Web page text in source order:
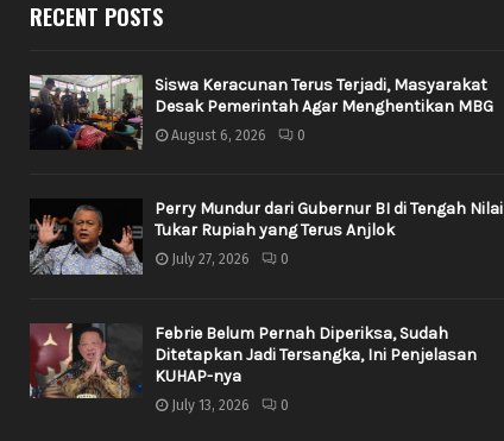
RECENT POSTS
Siswa Keracunan Terus Terjadi, Masyarakat
Desak Pemerintah Agar Menghentikan MBG
August 6, 2026 0
Perry Mundur dari Gubernur BI di Tengah Nilai
Tukar Rupiah yang Terus Anjlok
July 27, 2026 0
Febrie Belum Pernah Diperiksa, Sudah
Ditetapkan Jadi Tersangka, Ini Penjelasan
KUHAP-nya
July 13, 2026 0